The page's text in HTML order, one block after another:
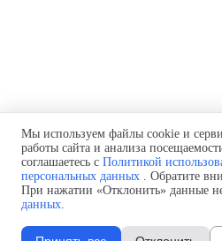
Мы используем файлы cookie и
работы сайта и анализа
соглашаетесь с Политикой
персональных данных . Обратите
При нажатии «Отклонить» данные
данных.